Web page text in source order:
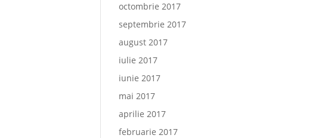
octombrie 2017
septembrie 2017
august 2017
iulie 2017
iunie 2017
mai 2017
aprilie 2017
februarie 2017